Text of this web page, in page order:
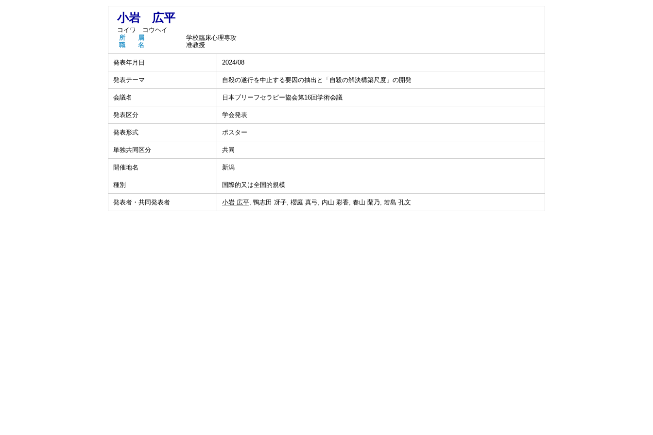
小岩 広平
コイワ コウヘイ
所 属
学校臨床心理専攻
職 名
准教授
発表年月日 2024/08
発表テーマ 自殺の遂行を中止する要因の抽出と「自殺の解決構築尺度」の開発
会議名 日本ブリーフセラピー協会第16回学術会議
発表区分 学会発表
発表形式 ポスター
単独共同区分 共同
開催地名 新潟
種別 国際的又は全国的規模
発表者・共同発表者 小岩 広平, 鴨志田 冴子, 櫻庭 真弓, 内山 彩香, 春山 蘭乃, 若島 孔文